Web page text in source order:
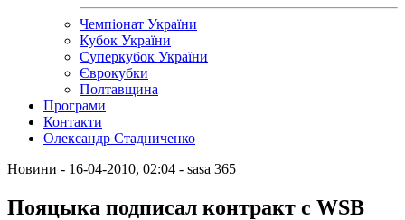
Чемпіонат України
Кубок України
Суперкубок України
Єврокубки
Полтавщина
Програми
Контакти
Олександр Стадниченко
Новини - 16-04-2010, 02:04 - sasa 365
Пояцыка подписал контракт с WSB